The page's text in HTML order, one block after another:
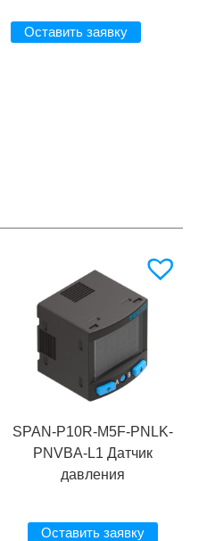
Оставить заявку
SPAN-P10R-M5F-PNLK-
PNVBA-L1 Датчик
давления
Оставить заявку